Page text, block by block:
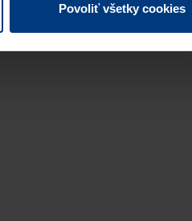
Povoliť všetky cookies